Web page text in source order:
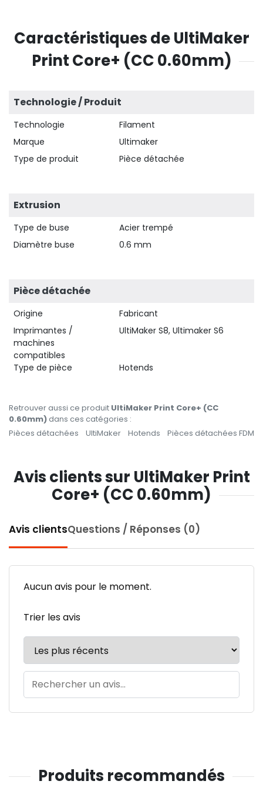
Caractéristiques de UltiMaker
Print Core+ (CC 0.60mm)
Technologie / Produit
Technologie
Filament
Marque
Ultimaker
Type de produit
Pièce détachée
Extrusion
Type de buse
Acier trempé
Diamètre buse
0.6 mm
Pièce détachée
Origine
Fabricant
Imprimantes /
machines
compatibles
UltiMaker S8, Ultimaker S6
Type de pièce Hotends
Retrouver aussi ce produit UltiMaker Print Core+ (CC
0.60mm)dans ces catégories :
Pièces détachées
UltiMaker Hotends Pièces détachées FDM
Avis clients sur UltiMaker Print
Core+ (CC 0.60mm)
Avis clientsQuestions / Réponses (0)
Aucun avis pour le moment.
Trier les avis
Produits recommandés